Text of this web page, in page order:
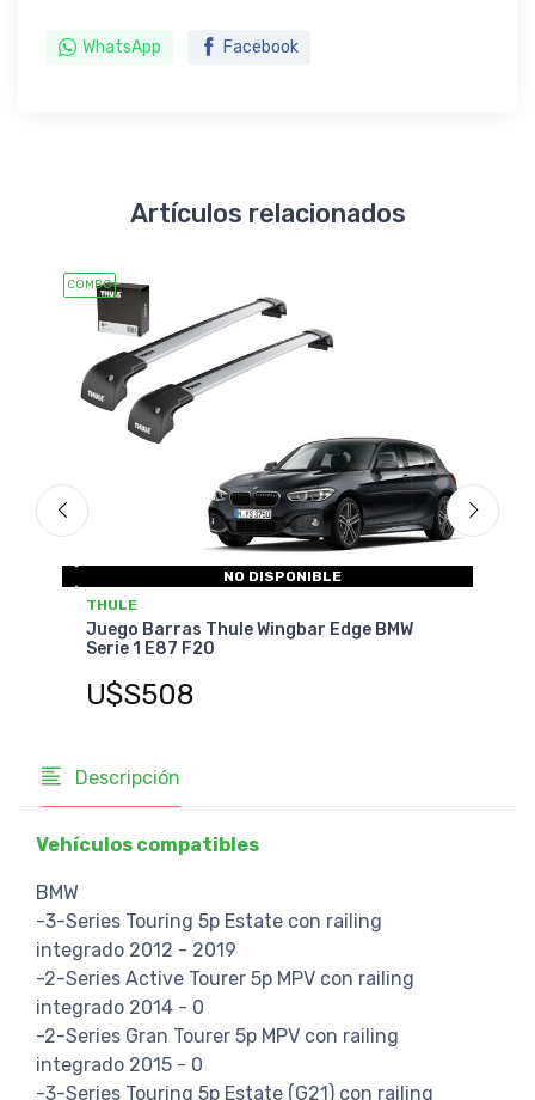
WhatsApp Facebook
Artículos relacionados
COMBO
NO DISPONIBLE
THULE
Juego Barras Thule Wingbar Edge BMW
Serie 1 E87 F20
U$S508
Descripción
Vehículos compatibles
BMW
-3-Series Touring 5p Estate con railing
integrado 2012 - 2019
-2-Series Active Tourer 5p MPV con railing
integrado 2014 - 0
-2-Series Gran Tourer 5p MPV con railing
integrado 2015 - 0
-3-Series Touring 5p Estate (G21) con railing